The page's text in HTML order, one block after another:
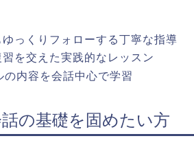
っくりフォローする丁寧な指導
を交えた実践的なレッスン
内容を会話中心で学習
の基礎を固めたい方